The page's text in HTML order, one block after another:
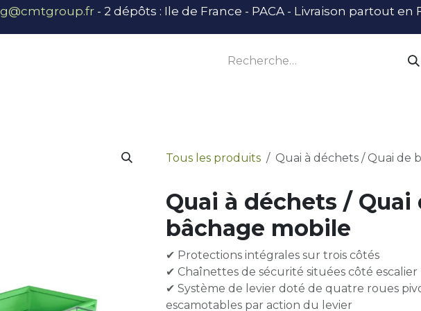
- 2 dépôts : Ile de France - PACA - Livraison partout en
Tous les produits Quai à déchets / Quai de
Quai à déchets / Quai
bâchage mobile
✔ Protections intégrales sur trois côtés
✔ Chaînettes de sécurité situées côté escalier
✔ Système de levier doté de quatre roues
escamotables par action du levier